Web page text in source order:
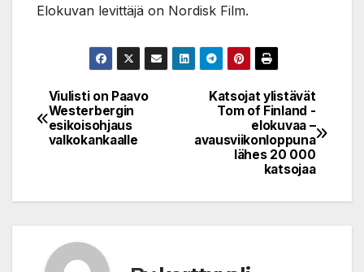
Elokuvan levittäjä on Nordisk Film.
Post
navigation
Katsojat ylistävät
Tom of Finland -
elokuvaa –
avausviikonloppuna
lähes 20 000
katsojaa
Viulisti on Paavo
Westerbergin
esikoisohjaus
valkokankaalle